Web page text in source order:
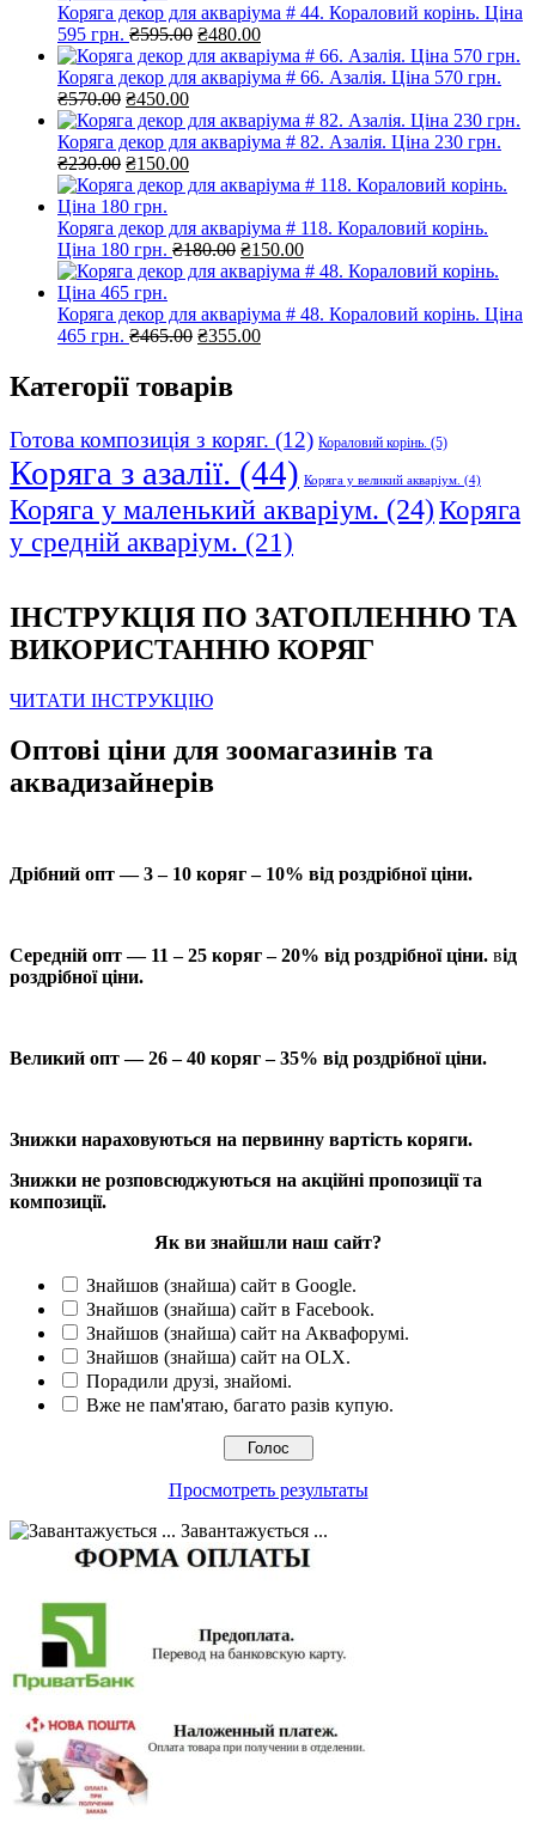
Коряга декор для акваріума # 44. Кораловий корінь. Ціна
595 грн. ₴595.00 Оригінальна
ціна:
₴595.00.
₴480.00Поточна
ціна:
₴480.00.
Коряга декор для акваріума # 66. Азалія. Ціна 570 грн.
₴570.00 Оригінальна
ціна:
₴570.00.
₴450.00Поточна
ціна:
₴450.00.
Коряга декор для акваріума # 82. Азалія. Ціна 230 грн.
₴230.00 Оригінальна
ціна:
₴230.00.
₴150.00Поточна
ціна:
Коряга декор для акваріума # 118. Кораловий корінь.
Ціна 180 грн. ₴180.00 Оригінальна
ціна:
₴150.00Поточна
ціна:
Коряга декор для акваріума # 48. Кораловий корінь. Ціна
465 грн. ₴465.00 Оригінальна
₴465.00.
₴355.00Поточна
Категорії товарів
Готова композиція з коряг. (12) Кораловий корінь. (5)
Коряга з азалії. (44) Коряга у великий акваріум. (4)
Коряга у маленький акваріум. (24)Коряга
у средній акваріум. (21)
ІНСТРУКЦІЯ ПО ЗАТОПЛЕННЮ ТА
ВИКОРИСТАННЮ КОРЯГ
ЧИТАТИ ІНСТРУКЦІЮ
Оптові ціни для зоомагазинів та
аквадизайнерів
Дрібний опт — 3 – 10 коряг – 10% від роздрібної ціни.
Середній опт — 11 – 25 коряг – 20% від роздрібної ціни. від
роздрібної ціни.
Великий опт — 26 – 40 коряг – 35% від роздрібної ціни.
Знижки нараховуються на первинну вартість коряги.
Знижки не розповсюджуються на акційні пропозиції та
композиції.
Як ви знайшли наш сайт?
Знайшов (знайша) сайт в Google.
Знайшов (знайша) сайт в Facebook.
Знайшов (знайша) сайт на Аквафорумі.
Знайшов (знайша) сайт на OLX.
Порадили друзі, знайомі.
Вже не пам'ятаю, багато разів купую.
Просмотреть результаты
Завантажується ...